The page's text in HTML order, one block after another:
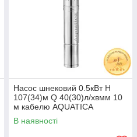
Насос шнековий 0.5кВт H
107(34)м Q 40(30)л/хвмм 10
м кабелю AQUATICA
4QGDM1.8-50-0.5 (778212)
В наявності